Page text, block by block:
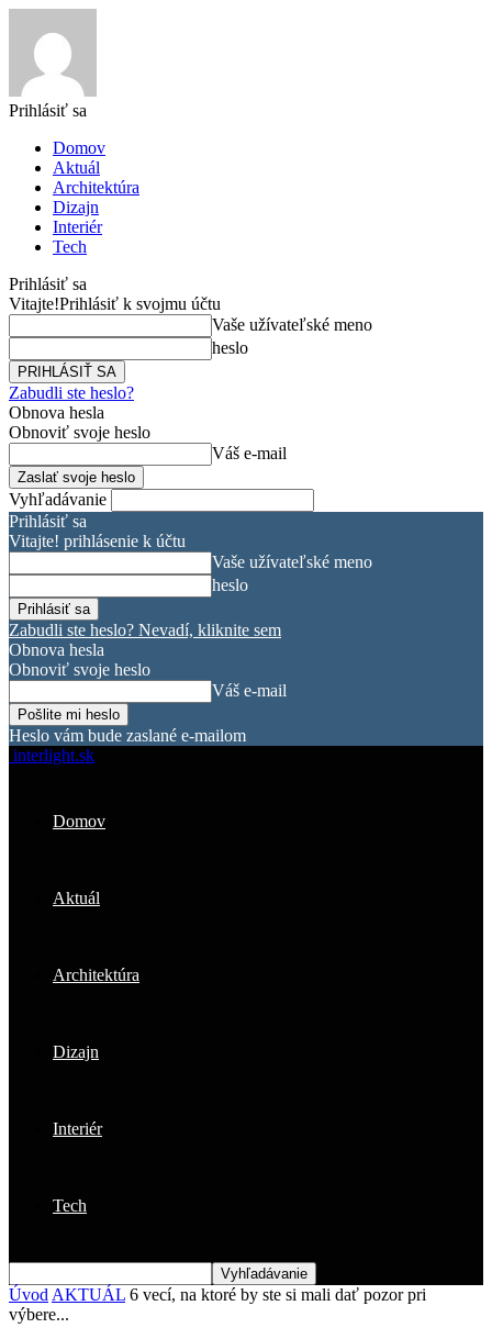
Prihlásiť sa
Domov
Aktuál
Architektúra
Dizajn
Interiér
Tech
Prihlásiť sa
Vitajte!Prihlásiť k svojmu účtu
Vaše užívateľské meno
heslo
Zabudli ste heslo?
Obnova hesla
Obnoviť svoje heslo
Váš e-mail
Vyhľadávanie
Prihlásiť sa
Vitajte! prihlásenie k účtu
Vaše užívateľské meno
heslo
Zabudli ste heslo? Nevadí, kliknite sem
Obnova hesla
Obnoviť svoje heslo
Váš e-mail
Heslo vám bude zaslané e-mailom
interlight.sk
Domov
Aktuál
Architektúra
Dizajn
Interiér
Tech
Úvod AKTUÁL 6 vecí, na ktoré by ste si mali dať pozor pri
výbere...